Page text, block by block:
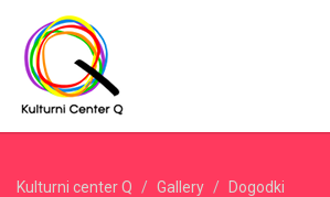
Kulturni center Q Gallery
Dogodki